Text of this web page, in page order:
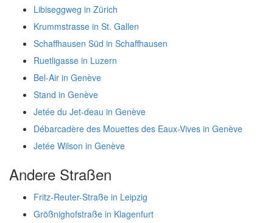
Libiseggweg in Zürich
Krummstrasse in St. Gallen
Schaffhausen Süd in Schaffhausen
Ruetligasse in Luzern
Bel-Air in Genève
Stand in Genève
Jetée du Jet-deau in Genève
Débarcadère des Mouettes des Eaux-Vives in Genève
Jetée Wilson in Genève
Andere Straßen
Fritz-Reuter-Straße in Leipzig
Größnighofstraße in Klagenfurt